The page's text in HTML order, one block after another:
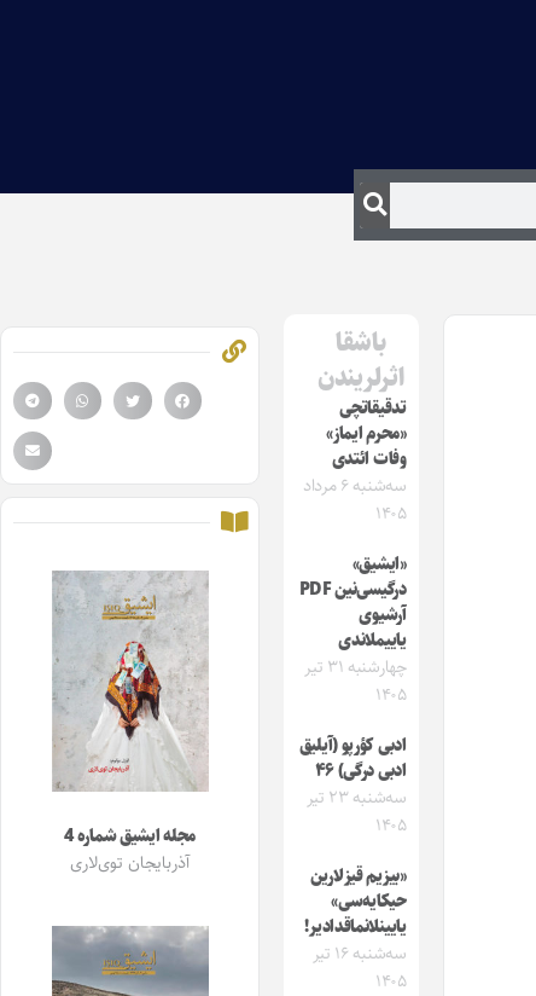
باشقا
اثرلریندن
تدقیقاتچی
«محرم ایماز»
وفات ائتدی
سه‌شنبه ۶ مرداد
۱۴۰۵
«ایشیق»
درگیسی‌نین PDF
آرشیوی
یاییملاندی
چهارشنبه ۳۱ تیر
۱۴۰۵
ادبی کؤرپو (آیلیق
ادبی درگی) ۴۶
سه‌شنبه ۲۳ تیر
۱۴۰۵
«بیزیم قیزلارین
حیکایه‌سی»
یایینلانماقدادیر!
سه‌شنبه ۱۶ تیر
۱۴۰۵
مجله ایشیق شماره 4
آذربایجان توی‌لاری